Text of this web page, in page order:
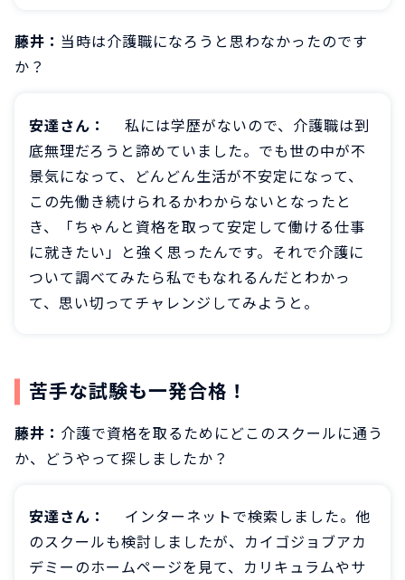
藤井： 当時は介護職になろうと思わなかったのです
か？
安達さん：
私には学歴がないので、介護職は到
底無理だろうと諦めていました。でも世の中が不
景気になって、どんどん生活が不安定になって、
この先働き続けられるかわからないとなったと
き、「ちゃんと資格を取って安定して働ける仕事
に就きたい」と強く思ったんです。それで介護に
ついて調べてみたら私でもなれるんだとわかっ
て、思い切ってチャレンジしてみようと。
苦手な試験も一発合格！
藤井： 介護で資格を取るためにどこのスクールに通う
か、どうやって探しましたか？
安達さん：
インターネットで検索しました。他
のスクールも検討しましたが、カイゴジョブアカ
デミーのホームページを見て、カリキュラムやサ